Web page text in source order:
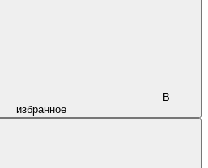
В
избранное